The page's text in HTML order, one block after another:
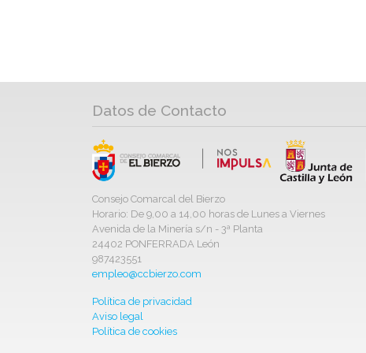
Datos de Contacto
Consejo Comarcal del Bierzo
Horario: De 9,00 a 14,00 horas de Lunes a Viernes
Avenida de la Minería s/n - 3ª Planta
24402 PONFERRADA León
987423551
empleo@ccbierzo.com
Política de privacidad
Aviso legal
Política de cookies